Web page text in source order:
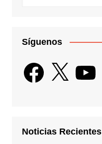
Síguenos
Facebook
X YouTube
Noticias Recientes